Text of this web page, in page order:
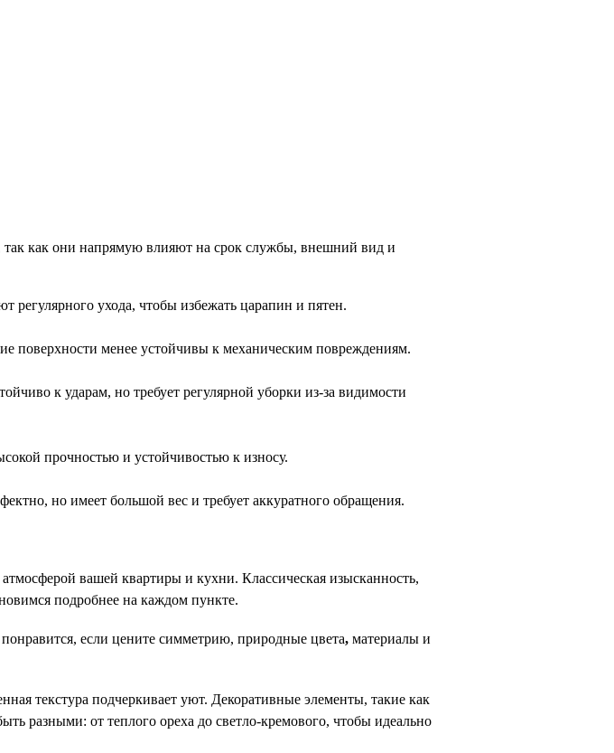
как они напрямую влияют на срок службы, внешний вид и
регулярного ухода, чтобы избежать царапин и пятен.
поверхности менее устойчивы к механическим повреждениям.
к ударам, но требует регулярной уборки из-за видимости
прочностью и устойчивостью к износу.
но имеет большой вес и требует аккуратного обращения.
атмосферой вашей квартиры и кухни. Классическая изысканность,
подробнее на каждом пункте.
если цените симметрию, природные цвета, материалы и
текстура подчеркивает уют. Декоративные элементы, такие как
разными: от теплого ореха до светло-кремового, чтобы идеально